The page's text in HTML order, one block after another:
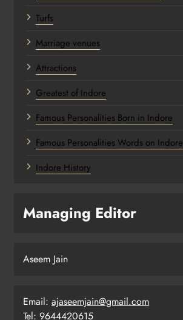
Turfs
Marriage venues
Attractions
Greatest of Indore
Famous Personalities Born in Indore
Famous Personalities Words on Indore
Indore History
Managing Editor
Aseem Jain
Email: ajaseemjain@gmail.com
Tel: 9644420615